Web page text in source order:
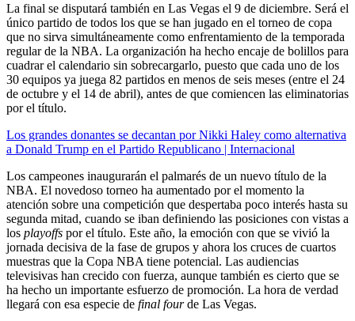
La final se disputará también en Las Vegas el 9 de diciembre. Será el
único partido de todos los que se han jugado en el torneo de copa
que no sirva simultáneamente como enfrentamiento de la temporada
regular de la NBA. La organización ha hecho encaje de bolillos para
cuadrar el calendario sin sobrecargarlo, puesto que cada uno de los
30 equipos ya juega 82 partidos en menos de seis meses (entre el 24
de octubre y el 14 de abril), antes de que comiencen las eliminatorias
por el título.
Los grandes donantes se decantan por Nikki Haley como alternativa
a Donald Trump en el Partido Republicano | Internacional
Los campeones inaugurarán el palmarés de un nuevo título de la
NBA. El novedoso torneo ha aumentado por el momento la
atención sobre una competición que despertaba poco interés hasta su
segunda mitad, cuando se iban definiendo las posiciones con vistas a
los playoffs por el título. Este año, la emoción con que se vivió la
jornada decisiva de la fase de grupos y ahora los cruces de cuartos
muestras que la Copa NBA tiene potencial. Las audiencias
televisivas han crecido con fuerza, aunque también es cierto que se
ha hecho un importante esfuerzo de promoción. La hora de verdad
llegará con esa especie de final fourde Las Vegas.